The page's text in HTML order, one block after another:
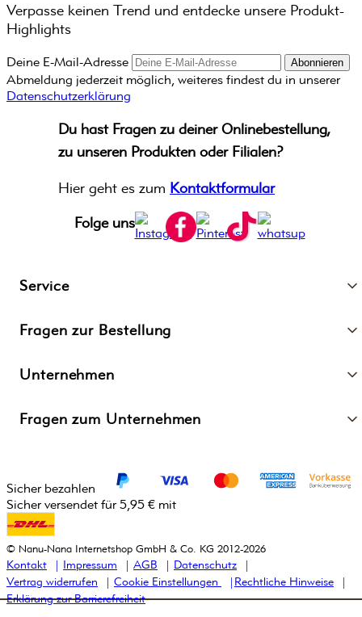
Verpasse keinen Trend und entdecke unsere Produkt-
Highlights
Deine E-Mail-Adresse Abonnieren
Abmeldung jederzeit möglich, weiteres findest du in unserer
Datenschutzerklärung
Du hast Fragen zu deiner Onlinebestellung,
zu unseren Produkten oder Filialen?
Hier geht es zum Kontaktformular
Folge uns
Service
Fragen zur Bestellung
Unternehmen
Fragen zum Unternehmen
Sicher bezahlen
Sicher versendet für 5,95 € mit
© Nanu-Nana Internetshop GmbH & Co. KG 2012-2026
Kontakt Impressum AGB
Datenschutz
Vertrag widerrufen
Cookie Einstellungen
Rechtliche Hinweise
Erklärung zur Barrierefreiheit